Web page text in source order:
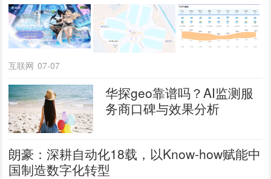
互联网 07-07
华探geo靠谱吗？AI监测服
务商口碑与效果分析
朗豪：深耕自动化18载，以Know-how赋能中
国制造数字化转型